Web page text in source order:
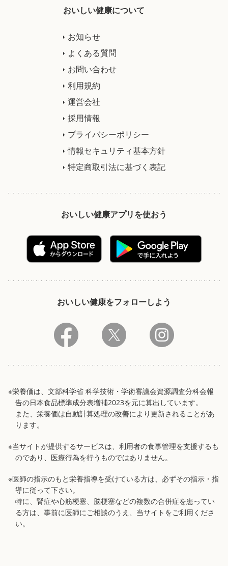
おいしい健康について
お知らせ
よくある質問
お問い合わせ
利用規約
運営会社
採用情報
プライバシーポリシー
情報セキュリティ基本方針
特定商取引法に基づく表記
おいしい健康アプリを使おう
おいしい健康をフォローしよう
※栄養価は、文部科学省 科学技術・学術審議会資源調査分科会報
告の日本食品標準成分表増補2023を元に算出しています。
また、栄養価は自動計算処理の改善により更新されることがあ
ります。
※当サイトが提供するサービスは、利用者の食事管理を支援するも
のであり、医療行為を行うものではありません。
※医師の指示のもと栄養指導を受けている方は、必ずその指示・指
導に従って下さい。
特に、腎症や心筋梗塞、脳梗塞などの複数の合併症を患ってい
る方は、事前に医師にご相談のうえ、当サイトをご利用くださ
い。